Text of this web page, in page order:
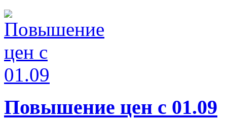
Повышение цен с 01.09